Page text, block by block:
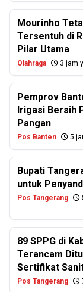
Mourinho
Tersentuh di
Pilar Utama
Olahraga 3 jam
Pemprov
Irigasi Bersih
Pangan
Pos Banten 5
Bupati
untuk
Pos Tangerang
89 SPPG di
Terancam
Sertifikat
Pos Tangerang